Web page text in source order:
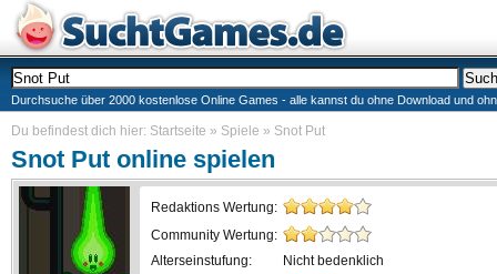
Durchsuche über 2000 kostenlose Online Games - alle kannst du ohne Download und
Du befindest dich hier: Startseite » Spiele » Snot Put
Snot Put online spielen
Redaktions Wertung:
Community Wertung:
Alterseinstufung:
Nicht bedenklich